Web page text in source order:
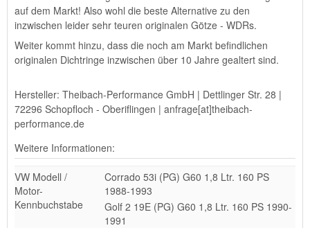
auf dem Markt! Also wohl die beste Alternative zu den
inzwischen leider sehr teuren originalen Götze - WDRs.
Weiter kommt hinzu, dass die noch am Markt befindlichen
originalen Dichtringe inzwischen über 10 Jahre gealtert sind.
Hersteller: Theibach-Performance GmbH | Dettlinger Str. 28 |
72296 Schopfloch - Oberiflingen | anfrage[at]theibach-
performance.de
Weitere Informationen:
VW Modell /
Motor-
Kennbuchstabe
Corrado 53i (PG) G60 1,8 Ltr. 160 PS
1988-1993
Golf 2 19E (PG) G60 1,8 Ltr. 160 PS 1990-
1991